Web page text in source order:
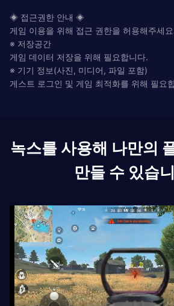
◈ 접근권한 안내 ◈
게임 이용을 위해 접근 권한을 허용해주세
※ 저장공간
게임 데이터 저장을 위해 필요합니다.
※ 기기 정보(사진, 미디어, 파일 포함)
게스트 로그인 및 게임 최적화를 위해 필요
녹스를 사용해 나만의
만들 수 있습